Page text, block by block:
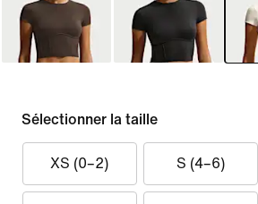
Sélectionner la taille
XS (0–2) S (4–6)